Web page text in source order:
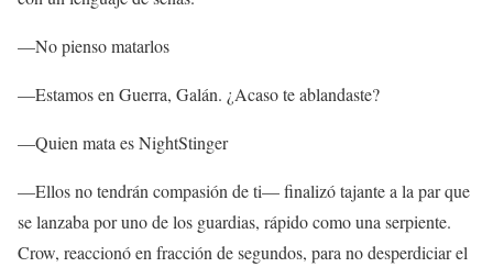
—No pienso matarlos
—Estamos en Guerra, Galán. ¿Acaso te ablandaste?
—Quien mata es NightStinger
—Ellos no tendrán compasión de ti— finalizó tajante a la par que
se lanzaba por uno de los guardias, rápido como una serpiente.
Crow, reaccionó en fracción de segundos, para no desperdiciar el